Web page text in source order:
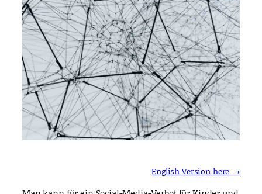
English Version here →